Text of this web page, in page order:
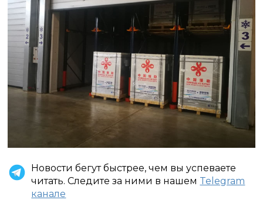
Новости бегут быстрее, чем вы успеваете
читать. Следите за ними в нашем Telegram
канале